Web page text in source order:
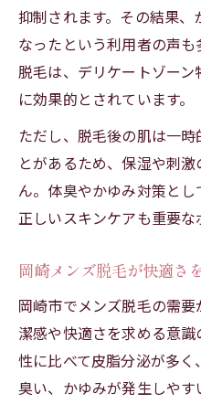
抑制されます。その結果
なったという利用者の声
脱毛は、デリケートゾー
に効果的とされています。
ただし、脱毛後の肌は一
とがあるため、保湿や刺
ん。体臭やかゆみ対策と
正しいスキンケアも重要な
岡崎メンズ脱毛が快適さ
岡崎市でメンズ脱毛の需
潔感や快適さを求める意
性に比べて皮脂分泌が多
臭い、かゆみが発生しやす